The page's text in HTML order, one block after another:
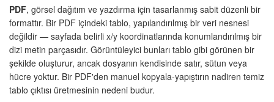
PDF, görsel dağıtım ve yazdırma için tasarlanmış sabit düzenli bir
formattır. Bir PDF içindeki tablo, yapılandırılmış bir veri nesnesi
değildir — sayfada belirli x/y koordinatlarında konumlandırılmış bir
dizi metin parçasıdır. Görüntüleyici bunları tablo gibi görünen bir
şekilde oluşturur, ancak dosyanın kendisinde satır, sütun veya
hücre yoktur. Bir PDF'den manuel kopyala-yapıştırın nadiren temiz
tablo çıktısı üretmesinin nedeni budur.